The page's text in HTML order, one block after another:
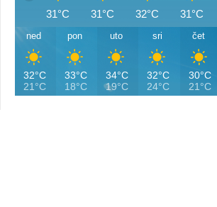
31°C 31°C 32°C 31°C
ned
32°C
21°C
pon
33°C
18°C
uto
34°C
19°C
sri
32°C
24°C
čet
30°C
21°C